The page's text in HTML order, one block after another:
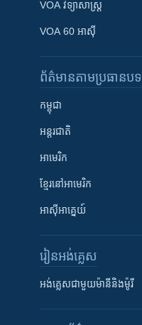
VOA ​វិទ្យាសាស្ត្រ
VOA 60 អាស៊ី
ព័ត៌មាន​តាមប្រធានបទ​
កម្ពុជា
អន្តរជាតិ
អាមេរិក
ខ្មែរ​នៅអាមេរិក
អាស៊ីអាគ្នេយ៍
រៀន​​អង់គ្លេស
អង់គ្លេស​ជាមួយ​ម៉ានី​និង​ម៉ូរី